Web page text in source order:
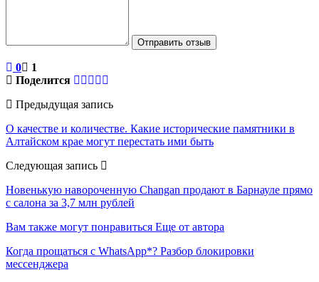
Отправить отзыв
0
1
Поделится
Предыдущая запись
О качестве и количестве. Какие исторические памятники в
Алтайском крае могут перестать ими быть
Следующая запись
Новенькую навороченную Changan продают в Барнауле прямо
с салона за 3,7 млн рублей
Вам также могут понравиться Еще от автора
Когда прощаться с WhatsApp*? Разбор блокировки
мессенджера